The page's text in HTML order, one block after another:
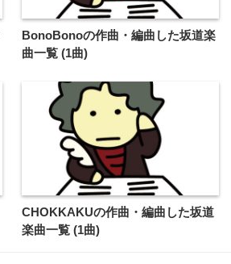
BonoBonoの作曲・編曲した坂道楽
曲一覧 (1曲)
CHOKKAKUの作曲・編曲した坂道
楽曲一覧 (1曲)